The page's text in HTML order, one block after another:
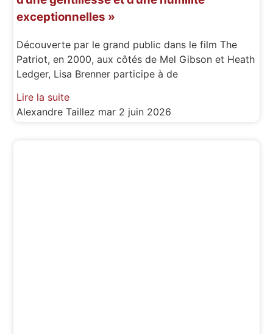
exceptionnelles »
Découverte par le grand public dans le film The
Patriot, en 2000, aux côtés de Mel Gibson et Heath
Ledger, Lisa Brenner participe à de
Lire la suite
Alexandre Taillez mar 2 juin 2026